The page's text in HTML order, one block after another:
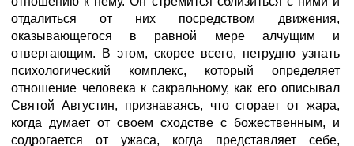
отдалиться от них посредством движения,
оказывающегося в равной мере алчущим и
отвергающим. В этом, скорее всего, нетрудно узнать
психологический комплекс, который определяет
отношение человека к сакральному, как его описывал
Святой Августин, признаваясь, что сгорает от жара,
когда думает от своем сходстве с божественным, и
содрогается от ужаса, когда представляет себе,